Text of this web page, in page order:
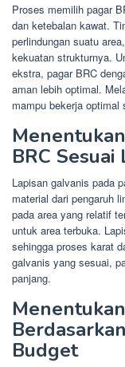
Proses memilih pagar
dan ketebalan kawat.
perlindungan suatu
kekuatan strukturnya.
ekstra, pagar BRC
aman lebih optimal.
mampu bekerja optimal
BRC
Lapisan galvanis pada
material dari pengaruh
pada area yang relatif
untuk area terbuka.
sehingga proses karat
galvanis yang sesuai,
panjang.
Budget